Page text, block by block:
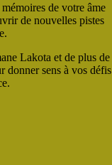
de votre âme
de nouvelles pistes
Lakota et de plus de
donner sens à vos défis